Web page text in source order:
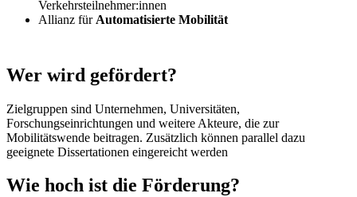
Verkehrsteilnehmer:innen
Allianz für Automatisierte Mobilität
Wer wird gefördert?
Zielgruppen sind Unternehmen, Universitäten,
Forschungseinrichtungen und weitere Akteure, die zur
Mobilitätswende beitragen. Zusätzlich können parallel dazu
geeignete Dissertationen eingereicht werden
Wie hoch ist die Förderung?